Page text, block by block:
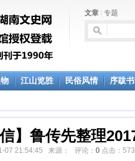
文章 专题
江山览胜 民俗风情 序跋
】鲁传先整理
07 21:54:45 来源： 评论： 0 点击： 573